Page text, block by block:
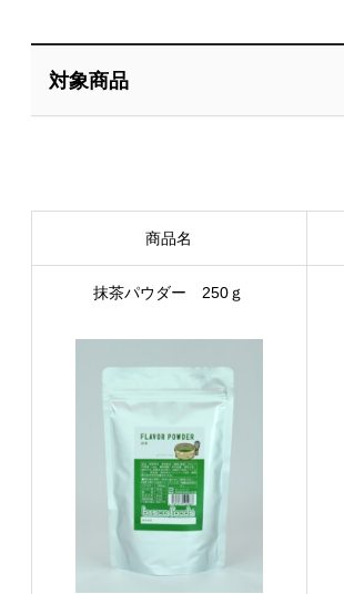
対象商品
商品名
抹茶パウダー 250ｇ